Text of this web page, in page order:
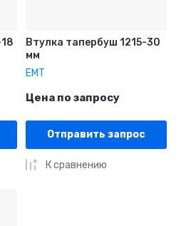
Втулка тапербуш 1215-30
мм
EMT
Цена по запросу
Отправить запрос
К сравнению